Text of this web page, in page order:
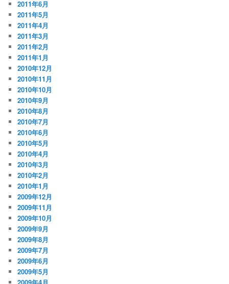
2011年6月
2011年5月
2011年4月
2011年3月
2011年2月
2011年1月
2010年12月
2010年11月
2010年10月
2010年9月
2010年8月
2010年7月
2010年6月
2010年5月
2010年4月
2010年3月
2010年2月
2010年1月
2009年12月
2009年11月
2009年10月
2009年9月
2009年8月
2009年7月
2009年6月
2009年5月